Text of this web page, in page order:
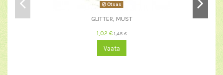
Otsas
GLITTER, MUST
1,02 €1,45 €
Vaata